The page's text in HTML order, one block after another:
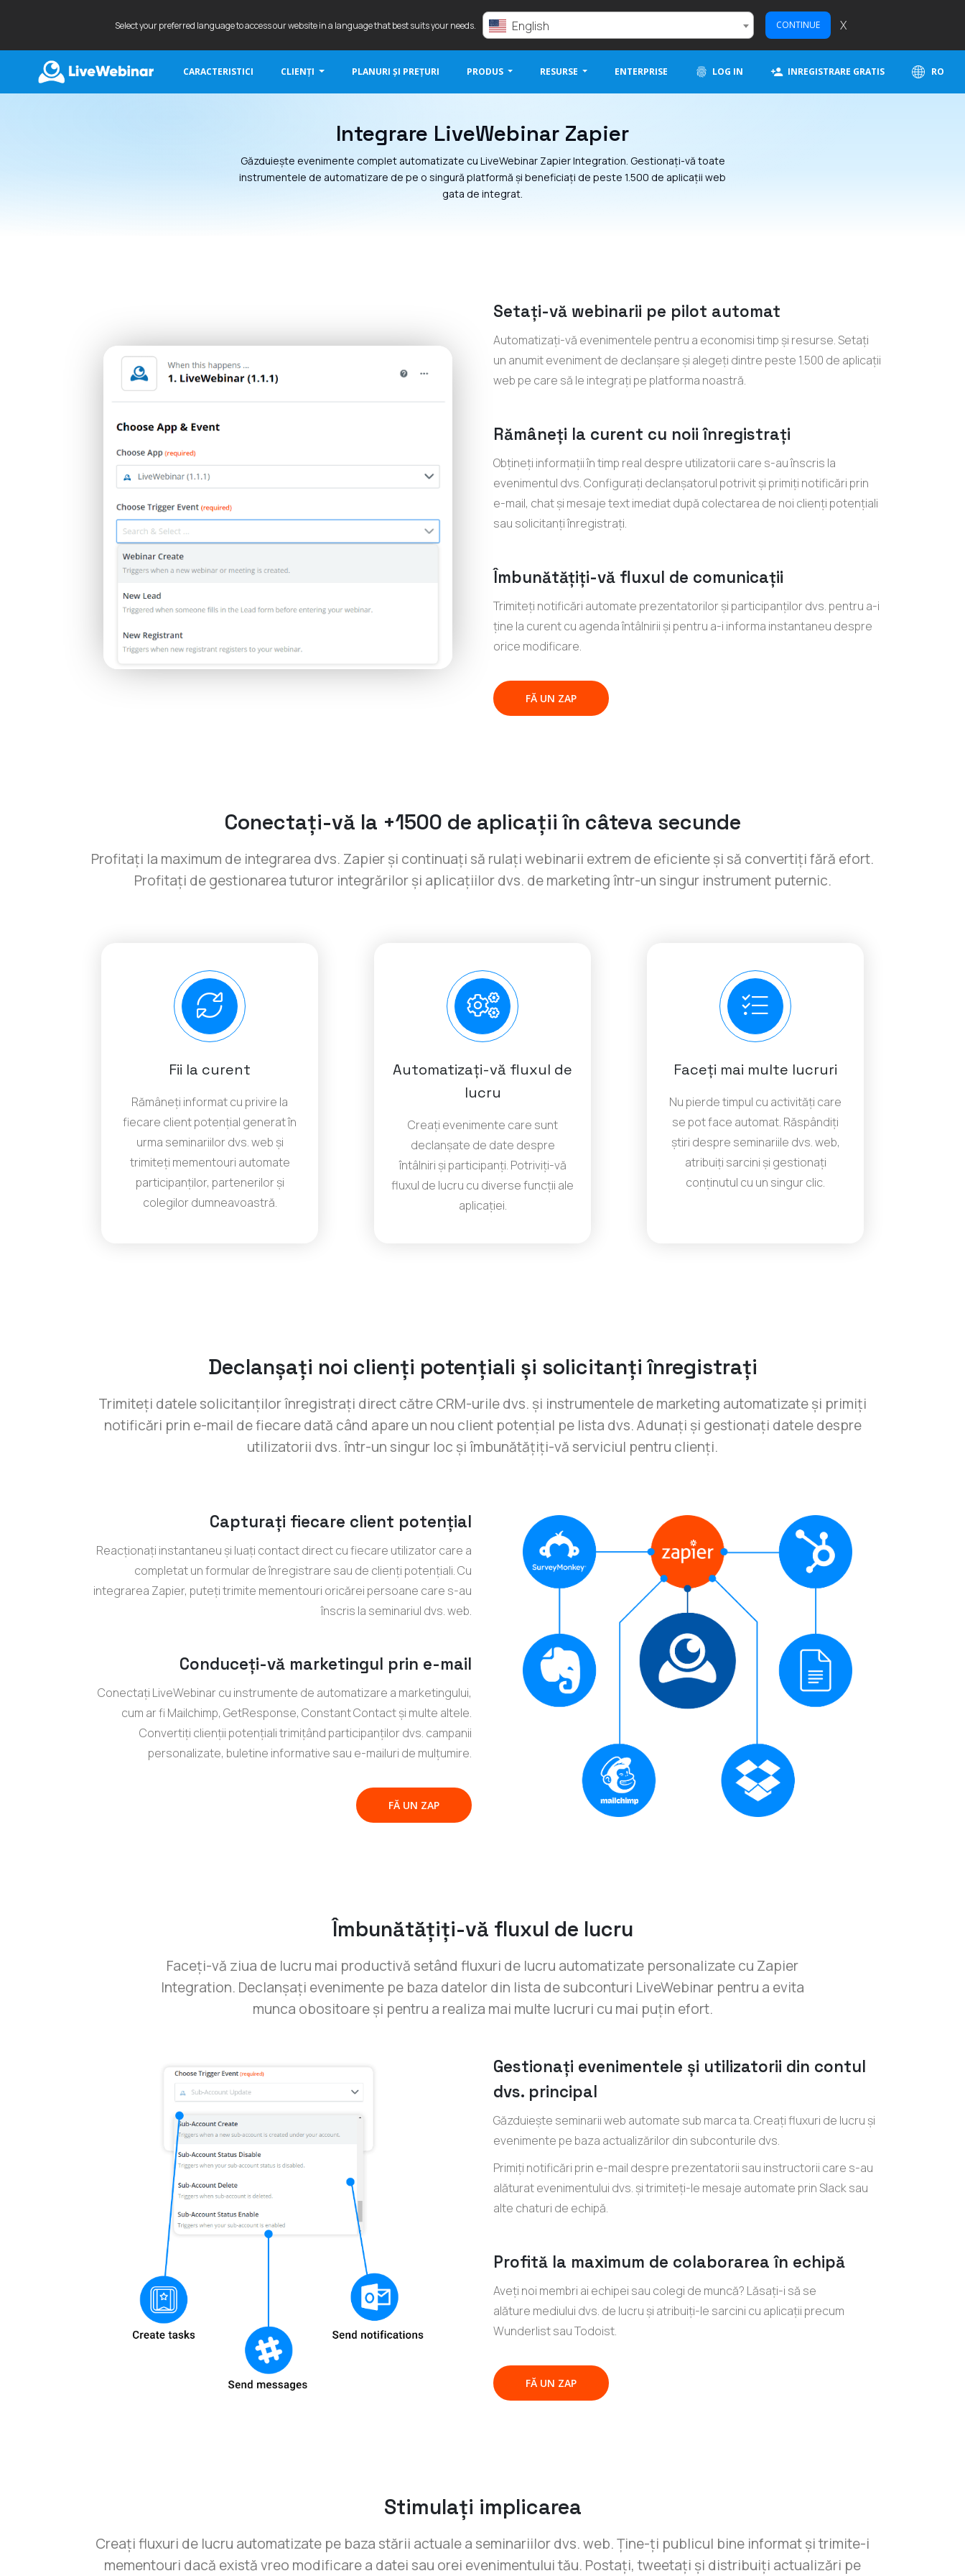
Select your preferred language to access our website in a language that best suits your needs. English CONTINUE X
CARACTERISTICI CLIENȚI PLANURI ȘI PREȚURI PRODUS RESURSE ENTERPRISE LOG IN INREGISTRARE GRATIS RO
Integrare LiveWebinar Zapier
Găzduiește evenimente complet automatizate cu LiveWebinar Zapier Integration. Gestionați-vă toate
instrumentele de automatizare de pe o singură platformă și beneficiați de peste 1.500 de aplicații web
gata de integrat.
Setați-vă webinarii pe pilot automat
Automatizați-vă evenimentele pentru a economisi timp și resurse. Setați
un anumit eveniment de declanșare și alegeți dintre peste 1.500 de aplicații
web pe care să le integrați pe platforma noastră.
Rămâneți la curent cu noii înregistrați
Obțineți informații în timp real despre utilizatorii care s-au înscris la
evenimentul dvs. Configurați declanșatorul potrivit și primiți notificări prin
e-mail, chat și mesaje text imediat după colectarea de noi clienți potențiali
sau solicitanți înregistrați.
Îmbunătățiți-vă fluxul de comunicații
Trimiteți notificări automate prezentatorilor și participanților dvs. pentru a-i
ține la curent cu agenda întâlnirii și pentru a-i informa instantaneu despre
orice modificare.
FĂ UN ZAP
Conectați-vă la +1500 de aplicații în câteva secunde
Profitați la maximum de integrarea dvs. Zapier și continuați să rulați webinarii extrem de eficiente și să convertiți fără efort.
Profitați de gestionarea tuturor integrărilor și aplicațiilor dvs. de marketing într-un singur instrument puternic.
Fii la curent
Rămâneți informat cu privire la
fiecare client potențial generat în
urma seminariilor dvs. web și
trimiteți mementouri automate
participanților, partenerilor și
colegilor dumneavoastră.
Automatizați-vă fluxul de
lucru
Creați evenimente care sunt
declanșate de date despre
întâlniri și participanți. Potriviți-vă
fluxul de lucru cu diverse funcții ale
aplicației.
Faceți mai multe lucruri
Nu pierde timpul cu activități care
se pot face automat. Răspândiți
știri despre seminariile dvs. web,
atribuiți sarcini și gestionați
conținutul cu un singur clic.
Declanșați noi clienți potențiali și solicitanți înregistrați
Trimiteți datele solicitanților înregistrați direct către CRM-urile dvs. și instrumentele de marketing automatizate și primiți
notificări prin e-mail de fiecare dată când apare un nou client potențial pe lista dvs. Adunați și gestionați datele despre
utilizatorii dvs. într-un singur loc și îmbunătățiți-vă serviciul pentru clienți.
Capturați fiecare client potențial
Reacționați instantaneu și luați contact direct cu fiecare utilizator care a
completat un formular de înregistrare sau de clienți potențiali. Cu
integrarea Zapier, puteți trimite mementouri oricărei persoane care s-au
înscris la seminariul dvs. web.
Conduceți-vă marketingul prin e-mail
Conectați LiveWebinar cu instrumente de automatizare a marketingului,
cum ar fi Mailchimp, GetResponse, Constant Contact și multe altele.
Convertiți clienții potențiali trimițând participanților dvs. campanii
personalizate, buletine informative sau e-mailuri de mulțumire.
FĂ UN ZAP
Îmbunătățiți-vă fluxul de lucru
Faceți-vă ziua de lucru mai productivă setând fluxuri de lucru automatizate personalizate cu Zapier
Integration. Declanșați evenimente pe baza datelor din lista de subconturi LiveWebinar pentru a evita
munca obositoare și pentru a realiza mai multe lucruri cu mai puțin efort.
Gestionați evenimentele și utilizatorii din contul
dvs. principal
Găzduiește seminarii web automate sub marca ta. Creați fluxuri de lucru și
evenimente pe baza actualizărilor din subconturile dvs.
Primiți notificări prin e-mail despre prezentatorii sau instructorii care s-au
alăturat evenimentului dvs. și trimiteți-le mesaje automate prin Slack sau
alte chaturi de echipă.
Profită la maximum de colaborarea în echipă
Aveți noi membri ai echipei sau colegi de muncă? Lăsați-i să se
alăture mediului dvs. de lucru și atribuiți-le sarcini cu aplicații precum
Wunderlist sau Todoist.
FĂ UN ZAP
Stimulați implicarea
Creați fluxuri de lucru automatizate pe baza stării actuale a seminariilor dvs. web. Ține-ți publicul bine informat și trimite-i
mementouri dacă există vreo modificare a datei sau orei evenimentului tău. Postați, tweetați și distribuiți actualizări pe